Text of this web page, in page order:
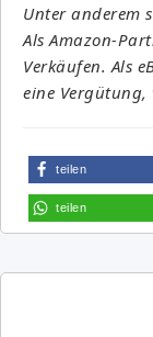
Unter anderem
Als Amazon-
Verkäufen. Als
eine
teilen
teilen